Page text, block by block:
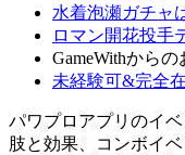
水着泡瀬ガチャ
ロマン開花投手
GameWithから
未経験可&完全
パワプロアプリのイ
肢と効果、コンボイ